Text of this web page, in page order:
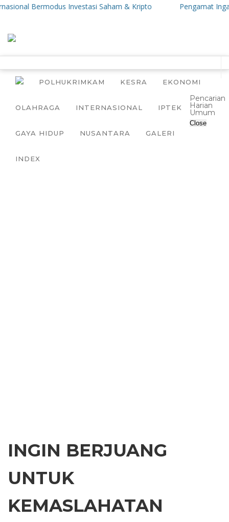
Bermodus Investasi Saham & Kripto Pengamat
POLHUKRIMKAM KESRA EKONOMI
OLAHRAGA INTERNASIONAL IPTEK
GAYA HIDUP NUSANTARA GALERI
INDEX
Pencarian
Harian
Umum
Close
INGIN BERJUANG
UNTUK
KEMASLAHATAN